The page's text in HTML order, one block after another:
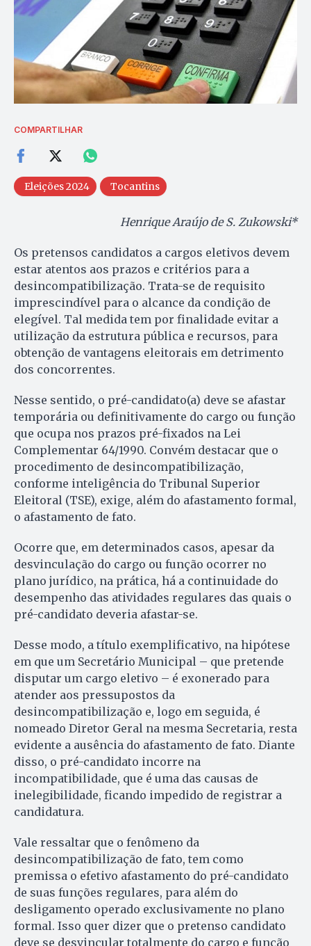
COMPARTILHAR
Eleições 2024 Tocantins
Henrique Araújo de S. Zukowski*
Os pretensos candidatos a cargos eletivos devem
estar atentos aos prazos e critérios para a
desincompatibilização. Trata-se de requisito
imprescindível para o alcance da condição de
elegível. Tal medida tem por finalidade evitar a
utilização da estrutura pública e recursos, para
obtenção de vantagens eleitorais em detrimento
dos concorrentes.
Nesse sentido, o pré-candidato(a) deve se afastar
temporária ou definitivamente do cargo ou função
que ocupa nos prazos pré-fixados na Lei
Complementar 64/1990. Convém destacar que o
procedimento de desincompatibilização,
conforme inteligência do Tribunal Superior
Eleitoral (TSE), exige, além do afastamento formal,
o afastamento de fato.
Ocorre que, em determinados casos, apesar da
desvinculação do cargo ou função ocorrer no
plano jurídico, na prática, há a continuidade do
desempenho das atividades regulares das quais o
pré-candidato deveria afastar-se.
Desse modo, a título exemplificativo, na hipótese
em que um Secretário Municipal – que pretende
disputar um cargo eletivo – é exonerado para
atender aos pressupostos da
desincompatibilização e, logo em seguida, é
nomeado Diretor Geral na mesma Secretaria, resta
evidente a ausência do afastamento de fato. Diante
disso, o pré-candidato incorre na
incompatibilidade, que é uma das causas de
inelegibilidade, ficando impedido de registrar a
candidatura.
Vale ressaltar que o fenômeno da
desincompatibilização de fato, tem como
premissa o efetivo afastamento do pré-candidato
de suas funções regulares, para além do
desligamento operado exclusivamente no plano
formal. Isso quer dizer que o pretenso candidato
deve se desvincular totalmente do cargo e função